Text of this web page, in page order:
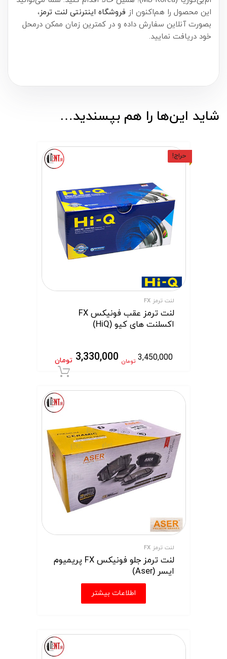
این محصول را هم‌اکنون از فروشگاه اینترنتی لنت ترمز،
بصورت آنلاین سفارش داده و در کمترین زمان ممکن درمحل
خود دریافت نمایید.
شاید این‌ها را هم بپسندید…
حراج!
لنت ترمز FX
لنت ترمز عقب فونیکس FX
اکسلنت های کیو (HiQ)
3,450,000 تومان 3,330,000 تومان
لنت ترمز FX
لنت ترمز جلو فونیکس FX پریمیوم
ایسر (Aser)
اطلاعات بیشتر